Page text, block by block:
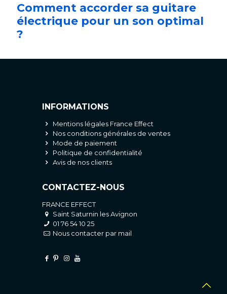
Comment accorder sa guitare
électrique pour un son optimal
?
INFORMATIONS
Mentions légales France Effect
Nos conditions générales de ventes
Mode de paiement
Politique de confidentialité
Avis de nos clients
CONTACTEZ-NOUS
FRANCE EFFECT
Saint Saturnin les Avignon
01 76 54 10 25
Nous contacter par mail